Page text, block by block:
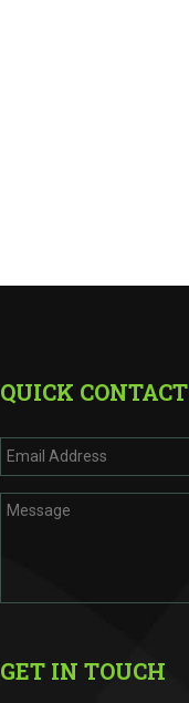
QUICK CONTACT
GET IN TOUCH